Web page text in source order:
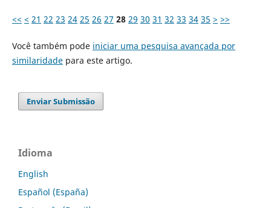
<< < 21 22 23 24 25 26 27 28 29 30 31 32 33 34 35 > >>
Você também pode iniciar uma pesquisa avançada por
similaridadepara este artigo.
Enviar Submissão
Idioma
English
Español (España)